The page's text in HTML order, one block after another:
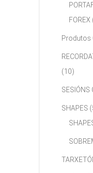
FOREX
Produtos
(10)
SESIÓNS
SHAPES